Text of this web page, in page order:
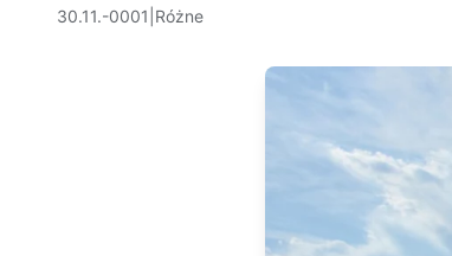
30.11.-0001 Różne